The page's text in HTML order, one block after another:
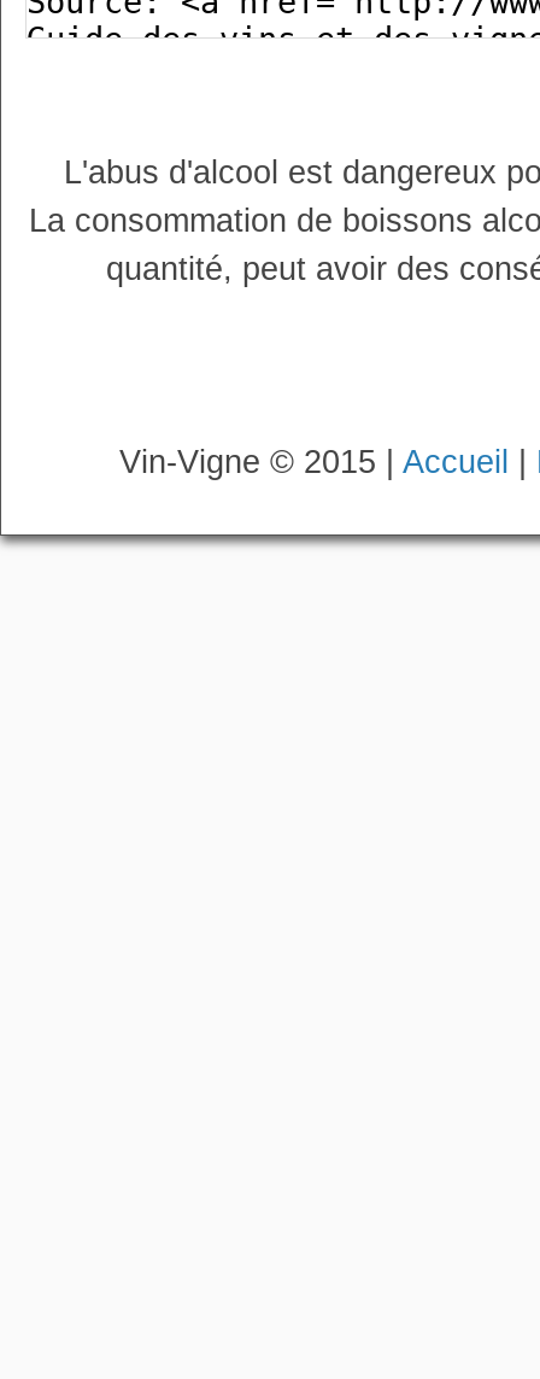
L'abus d'alcool est dangereux
La consommation de boissons
quantité, peut avoir des
Vin-Vigne © 2015 | Accueil